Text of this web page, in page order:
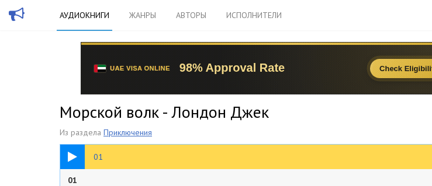
АУДИОКНИГИ ЖАНРЫ АВТОРЫ ИСПОЛНИТЕЛИ
Морской волк - Лондон Джек
Из раздела Приключения
01
23:06
01